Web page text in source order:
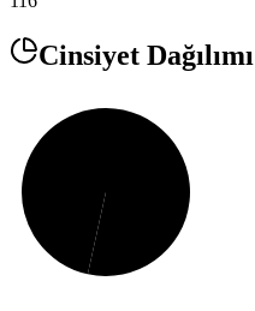
Cinsiyet Dağılımı